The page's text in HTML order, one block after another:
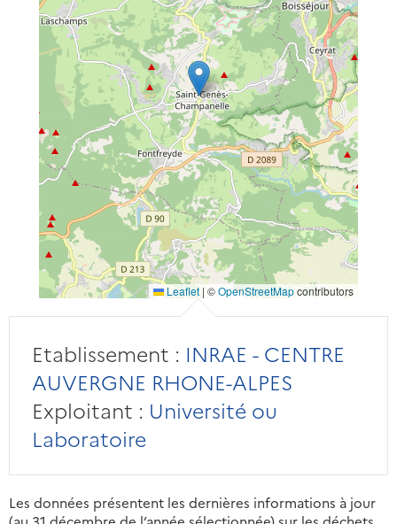
Leaflet | ©OpenStreetMapcontributors
Etablissement : INRAE - CENTRE
AUVERGNE RHONE-ALPES
Exploitant : Université ou
Laboratoire
Les données présentent les dernières informations à jour